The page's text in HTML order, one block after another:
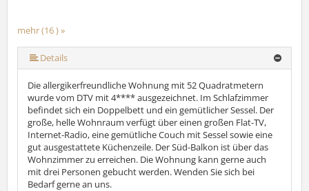
mehr (16 ) »
mehr (16 ) »
mehr (16 ) »
mehr (16 ) »
mehr (16 ) »
mehr (16 ) »
mehr (16 ) »
mehr (16 ) »
mehr (16 ) »
mehr (16 ) »
mehr (16 ) »
mehr (16 ) »
mehr (16 ) »
Details
Die allergikerfreundliche Wohnung mit 52 Quadratmetern
wurde vom DTV mit 4**** ausgezeichnet. Im Schlafzimmer
befindet sich ein Doppelbett und ein gemütlicher Sessel. Der
große, helle Wohnraum verfügt über einen großen Flat-TV,
Internet-Radio, eine gemütliche Couch mit Sessel sowie eine
gut ausgestattete Küchenzeile. Der Süd-Balkon ist über das
Wohnzimmer zu erreichen. Die Wohnung kann gerne auch
mit drei Personen gebucht werden. Wenden Sie sich bei
Bedarf gerne an uns.